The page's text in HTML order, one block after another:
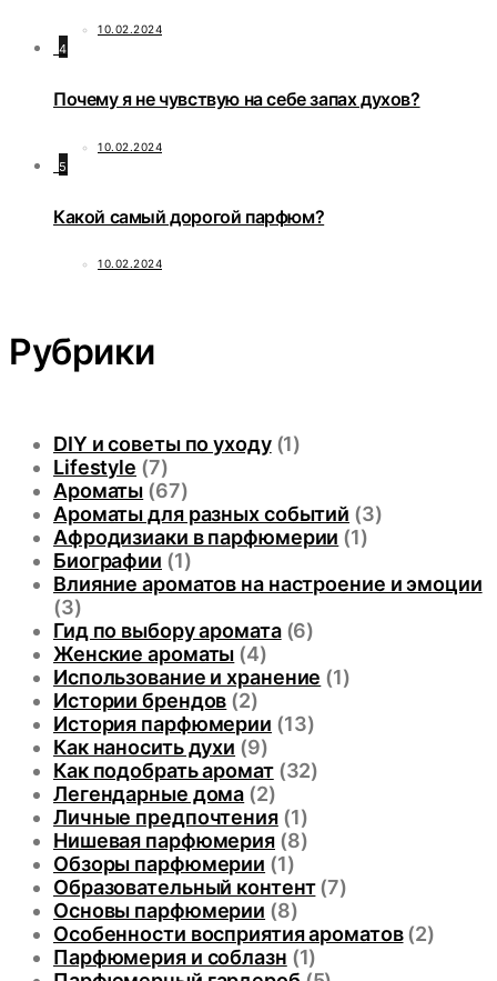
10.02.2024
4
Почему я не чувствую на себе запах духов?
10.02.2024
5
Какой самый дорогой парфюм?
10.02.2024
Рубрики
DIY и советы по уходу(1)
Lifestyle (7)
Ароматы (67)
Ароматы для разных событий (3)
Афродизиаки в парфюмерии (1)
Биографии (1)
Влияние ароматов на настроение и эмоции
(3)
Гид по выбору аромата(6)
Женские ароматы (4)
Использование и хранение (1)
Истории брендов (2)
История парфюмерии (13)
Как наносить духи (9)
Как подобрать аромат(32)
Легендарные дома (2)
Личные предпочтения(1)
Нишевая парфюмерия(8)
Обзоры парфюмерии (1)
Образовательный контент(7)
Основы парфюмерии (8)
Особенности восприятия ароматов(2)
Парфюмерия и соблазн (1)